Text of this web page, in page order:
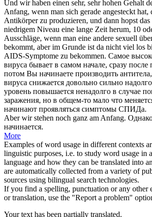
Und wir haben einen sehr, sehr hohen Gehalt
Anfang, wenn man sich gerade angesteckt hat,
Antikörper zu produzieren, und dann hopst
niedrigem Niveau eine lange Zeit herum, 10
Ausschläge, wenn man eine andere sexuell
bekommt, aber im Grunde ist da nicht viel los
AIDS-Symptome zu bekommen. Самое
вируса бывает в самом начале, сразу после
потом Вы начинаете производить
вируса снижается довольно сильно
уровень повышается ненадолго в случае
заражения, но в общем-то мало что
начинают проявляться симптомы СПИДа.
Aber wir stehen noch ganz am Anfang.
начинается.
More
Examples of word usage in different contexts
linguistic purposes, i.e. to study word usage in
language and how they can be translated into
are automatically collected from a variety of
sources using bilingual search technologies.
If you find a spelling, punctuation or any other
or translation, use the "Report a problem"
Your text has been partially translated.